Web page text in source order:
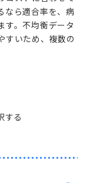
なら適合率を、病
す。不均衡データ
すいため、複数の
する